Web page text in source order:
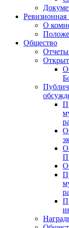
Ревизионная
О
Общество